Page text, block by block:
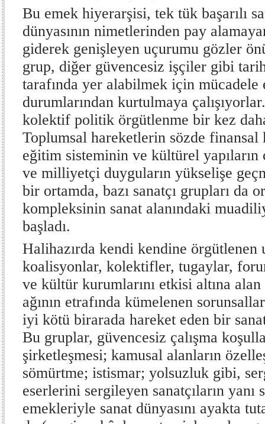
Bu emek hiyerarşisi, tek tük başarılı
dünyasının nimetlerinden pay
giderek genişleyen uçurumu gözler
grup, diğer güvencesiz işçiler gibi
tarafında yer alabilmek için
durumlarından kurtulmaya
kolektif politik örgütlenme bir kez
Toplumsal hareketlerin sözde
eğitim sisteminin ve kültürel yapıların
ve milliyetçi duyguların yükselişe
bir ortamda, bazı sanatçı grupları da
kompleksinin sanat alanındaki
başladı.
Halihazırda kendi kendine örgütlenen
koalisyonlar, kolektifler, tugaylar,
ve kültür kurumlarını etkisi altına alan
ağının etrafında kümelenen
iyi kötü birarada hareket eden bir
Bu gruplar, güvencesiz çalışma
şirketleşmesi; kamusal alanların
sömürtme; istismar; yolsuzluk gibi,
eserlerini sergileyen sanatçıların yanı
emekleriyle sanat dünyasını ayakta